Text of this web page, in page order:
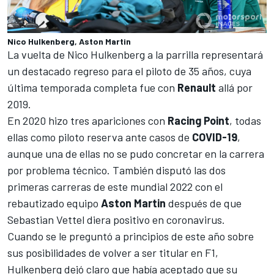
Nico Hulkenberg, Aston Martin
La vuelta de Nico Hulkenberg a la parrilla representará
un destacado regreso para el piloto de 35 años, cuya
última temporada completa fue con Renault allá por
2019.
En 2020 hizo tres apariciones con Racing Point, todas
ellas como piloto reserva ante casos de COVID-19,
aunque una de ellas no se pudo concretar en la carrera
por problema técnico. También disputó las dos
primeras carreras de este mundial 2022 con el
rebautizado equipo Aston Martin después de que
Sebastian Vettel diera positivo en coronavirus.
Cuando se le preguntó a principios de este año sobre
sus posibilidades de volver a ser titular en F1,
Hulkenberg dejó claro que había aceptado que su